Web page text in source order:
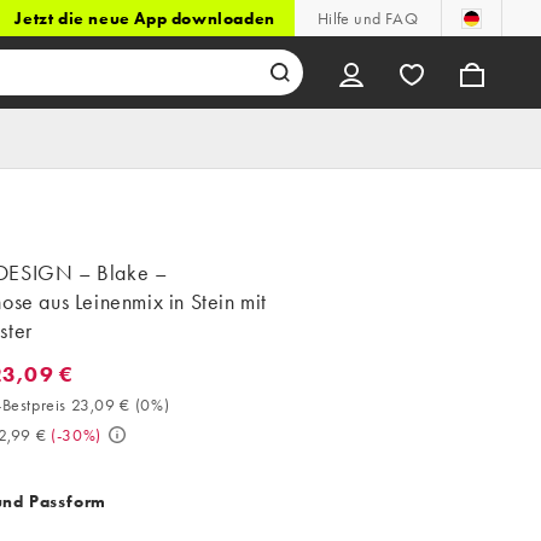
Jetzt die neue App downloaden Hilfe und FAQ
– Blake –
aus Leinenmix in Stein mit
€. 30-Tage-Bestpreis 23,09 € (0%). Vorher 32,99 €. (-30%)
€
23,09 € (0%)
€ (-30%)
Passform